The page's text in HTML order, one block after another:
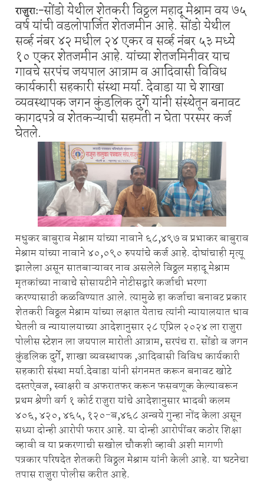
राजुरा:-सोंडो येथील शेतकरी विठ्ठल महादू मेश्राम वय ७५
वर्ष यांची वडलोपार्जित शेतजमीन आहे. सोंडो येथील
सर्व्ह नंबर ४२ मधील २४ एकर व सर्व्ह नंबर ५३ मध्ये
१० एकर शेतजमीन आहे. यांच्या शेतजमिनीवर याच
गावचे सरपंच जयपाल आत्राम व आदिवासी विविध
कार्यकारी सहकारी संस्था मर्या. देवाडा या चे शाखा
व्यवस्थापक जगन कुंडलिक दुर्गे यांनी संस्थेतून बनावट
कागदपत्रे व शेतकऱ्याची सहमती न घेता परस्पर कर्ज
घेतले.
मधुकर बाबुराव मेश्राम यांच्या नावाने ६८,४९७ व प्रभाकर बाबुराव
मेश्राम यांच्या नावाने ४०,०९० रुपयांचे कर्ज आहे. दोघांचाही मृत्यू
झालेला असून सातबाऱ्यावर नाव असलेले विठ्ठल महादू मेश्राम
मृतकांच्या नावाचे सोसायटीने नोटीसद्वारे कर्जाची भरणा
करण्यासाठी कळविण्यात आले. त्यामुळे हा कर्जाचा बनावट प्रकार
शेतकरी विठ्ठल मेश्राम यांच्या लक्षात येताच त्यांनी न्यायालयात धाव
घेतली व न्यायालयाच्या आदेशानुसार २८ एप्रिल २०२४ ला राजुरा
पोलीस स्टेशन ला जयपाल मारोती आत्राम, सरपंच रा. सोंडो व जगन
कुंडलिक दुर्गे, शाखा व्यवस्थापक ,आदिवासी विविध कार्यकारी
सहकारी संस्था मर्या.देवाडा यांनी संगनमत करून बनावट खोटे
दस्तऐवज, स्वाक्षरी व अफरातफर करून फसवणूक केल्यावरून
प्रथम श्रेणी वर्ग १ कोर्ट राजुरा यांचे आदेशानुसार भादवी कलम
४०६, ४२०, ४६५, १२०-ब,४६८ अन्वये गुन्हा नोंद केला असून
सध्या दोन्ही आरोपी फरार आहे. या दोन्ही आरोपींवर कठोर शिक्षा
व्हावी व या प्रकरणाची सखोल चौकशी व्हावी अशी मागणी
पत्रकार परिषदेत शेतकरी विठ्ठल मेश्राम यांनी केली आहे. या घटनेचा
तपास राजुरा पोलीस करीत आहे.